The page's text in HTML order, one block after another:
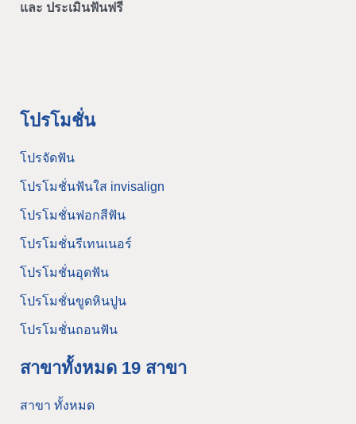
และ ประเมินฟันฟรี
โปรโมชั่น
โปรจัดฟัน
โปรโมชั่นฟันใส invisalign
โปรโมชั่นฟอกสีฟัน
โปรโมชั่นรีเทนเนอร์
โปรโมชั่นอุดฟัน
โปรโมชั่นขูดหินปูน
โปรโมชั่นถอนฟัน
สาขาทั้งหมด 19 สาขา
สาขา ทั้งหมด